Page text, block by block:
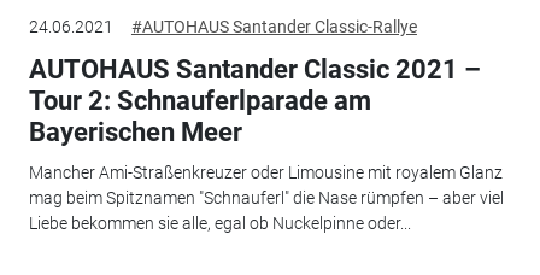
24.06.2021 #AUTOHAUS Santander Classic-Rallye
AUTOHAUS Santander Classic 2021 –
Tour 2: Schnauferlparade am
Bayerischen Meer
Mancher Ami-Straßenkreuzer oder Limousine mit royalem Glanz
mag beim Spitznamen "Schnauferl" die Nase rümpfen – aber viel
Liebe bekommen sie alle, egal ob Nuckelpinne oder...